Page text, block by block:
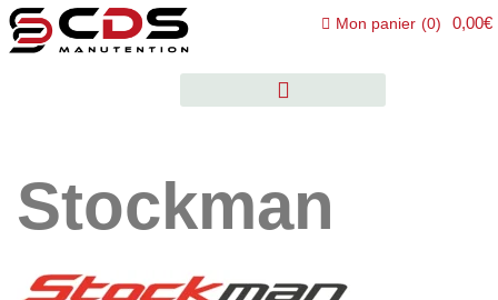
Mon panier (0) 0,00€
Stockman